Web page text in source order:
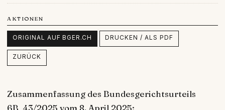
AKTIONEN
ORIGINAL AUF BGER.CH DRUCKEN / ALS PDF
ZURÜCK
Zusammenfassung des Bundesgerichtsurteils
6B_43/2025 vom 8. April 2025: